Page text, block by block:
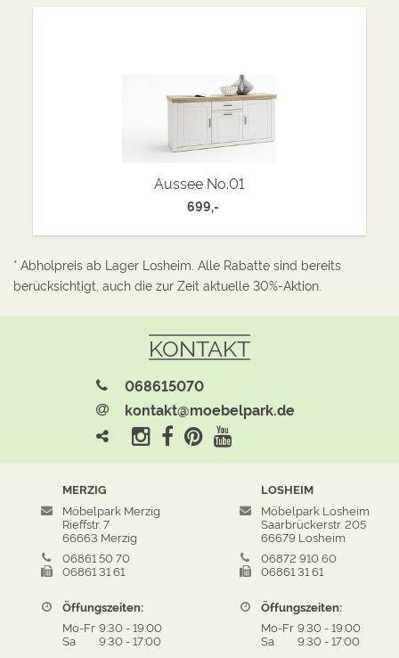
Aussee No.01
699,-
* Abholpreis ab Lager Losheim. Alle Rabatte sind bereits
berücksichtigt, auch die zur Zeit aktuelle 30%-Aktion.
KONTAKT
068615070
kontakt@moebelpark.de
MERZIG
Möbelpark Merzig
Rieffstr. 7
66663 Merzig
06861 50 70
06861 31 61
Öffungszeiten:
Mo-Fr 9:30-19:00
Sa
9:30-17:00
LOSHEIM
Möbelpark Losheim
Saarbrückerstr. 205
66679 Losheim
06872 910 60
06861 31 61
Öffungszeiten:
Mo-Fr 9:30-19:00
Sa
9:30-17:00